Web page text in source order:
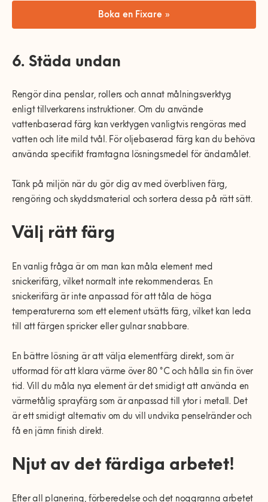
Boka en Fixare »
6. Städa undan
Rengör dina penslar, rollers och annat målningsverktyg
enligt tillverkarens instruktioner. Om du använde
vattenbaserad färg kan verktygen vanligtvis rengöras med
vatten och lite mild tvål. För oljebaserad färg kan du behöva
använda specifikt framtagna lösningsmedel för ändamålet.
Tänk på miljön när du gör dig av med överbliven färg,
rengöring och skyddsmaterial och sortera dessa på rätt sätt.
Välj rätt färg
En vanlig fråga är om man kan måla element med
snickerifärg, vilket normalt inte rekommenderas. En
snickerifärg är inte anpassad för att tåla de höga
temperaturerna som ett element utsätts färg, vilket kan leda
till att färgen spricker eller gulnar snabbare.
En bättre lösning är att välja elementfärg direkt, som är
utformad för att klara värme över 80 °C och hålla sin fin över
tid. Vill du måla nya element är det smidigt att använda en
värmetålig sprayfärg som är anpassad till ytor i metall. Det
är ett smidigt alternativ om du vill undvika penselränder och
få en jämn finish direkt.
Njut av det färdiga arbetet!
Efter all planering, förberedelse och det noggranna arbetet